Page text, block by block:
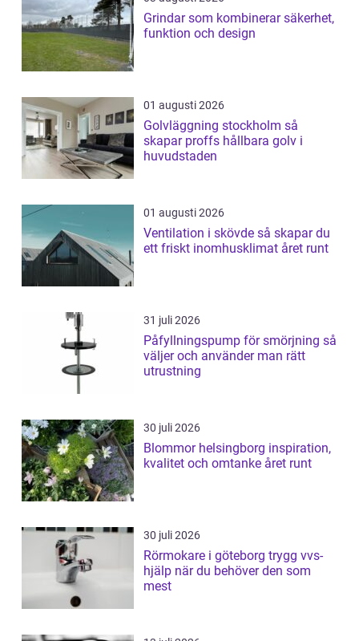
Grindar som kombinerar säkerhet,
funktion och design
01 augusti 2026
Golvläggning stockholm så
skapar proffs hållbara golv i
huvudstaden
01 augusti 2026
Ventilation i skövde så skapar du
ett friskt inomhusklimat året runt
31 juli 2026
Påfyllningspump för smörjning så
väljer och använder man rätt
utrustning
30 juli 2026
Blommor helsingborg inspiration,
kvalitet och omtanke året runt
30 juli 2026
Rörmokare i göteborg trygg vvs-
hjälp när du behöver den som
mest